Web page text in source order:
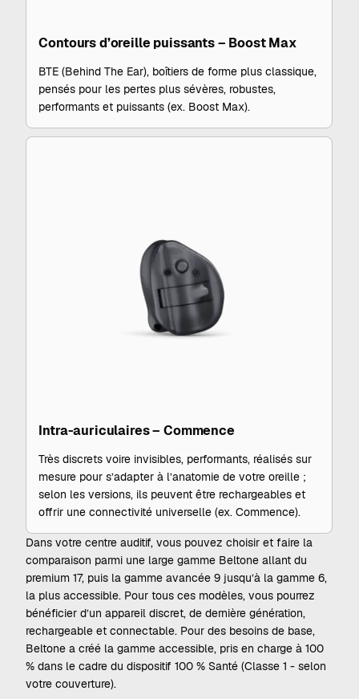
Contours d’oreille puissants – Boost Max
BTE (Behind The Ear), boîtiers de forme plus classique,
pensés pour les pertes plus sévères, robustes,
performants et puissants (ex. Boost Max).
Intra-auriculaires – Commence
Très discrets voire invisibles, performants, réalisés sur
mesure pour s’adapter à l’anatomie de votre oreille ;
selon les versions, ils peuvent être rechargeables et
offrir une connectivité universelle (ex. Commence).
Dans votre centre auditif, vous pouvez choisir et faire la
comparaison parmi une large gamme Beltone allant du
premium 17, puis la gamme avancée 9 jusqu’à la gamme 6,
la plus accessible. Pour tous ces modèles, vous pourrez
bénéficier d’un appareil discret, de dernière génération,
rechargeable et connectable. Pour des besoins de base,
Beltone a créé la gamme accessible, pris en charge à 100
% dans le cadre du dispositif 100 % Santé (Classe 1 - selon
votre couverture).